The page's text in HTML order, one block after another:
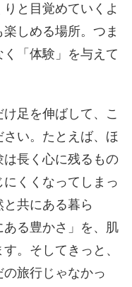
と目覚めていくよ
しめる場所。つま
「体験」を与えて
足を伸ばして、こ
い。たとえば、ほ
長く心に残るもの
くくなってしまっ
共にある暮ら
ある豊かさ」を、肌
。そしてきっと、
旅行じゃなかっ